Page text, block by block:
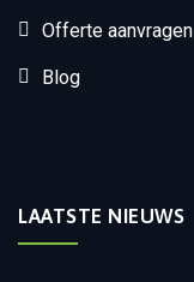
Offerte aanvragen
Blog
LAATSTE NIEUWS